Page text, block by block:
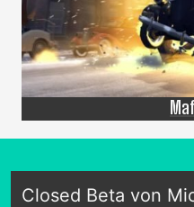
Closed Beta von